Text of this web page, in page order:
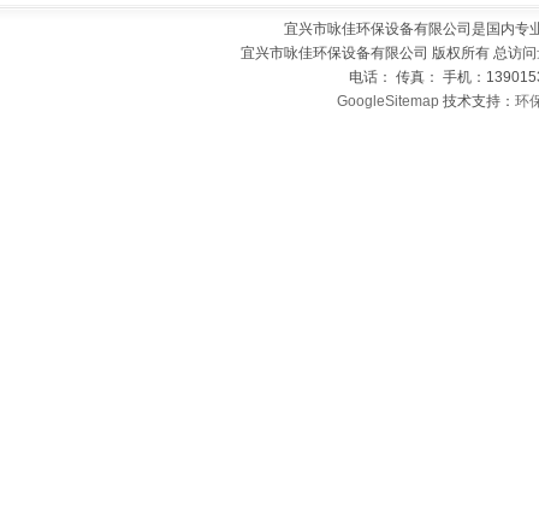
宜兴市咏佳环保设备有限公司是国内专
宜兴市咏佳环保设备有限公司 版权所有 总访
电话： 传真： 手机：
GoogleSitemap 技术支持： 环